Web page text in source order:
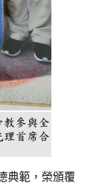
典範，榮頒覆